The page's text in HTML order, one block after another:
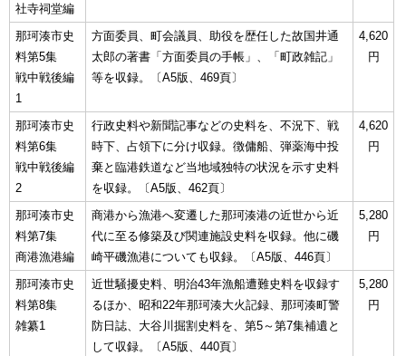
社寺祠堂編
那珂湊市史
料第5集
戦中戦後編
1
方面委員、町会議員、助役を歴任した故国井通
太郎の著書「方面委員の手帳」、「町政雑記」
等を収録。〔A5版、469頁〕
4,620
円
那珂湊市史
料第6集
戦中戦後編
2
行政史料や新聞記事などの史料を、不況下、戦
時下、占領下に分け収録。徴傭船、弾薬海中投
棄と臨港鉄道など当地域独特の状況を示す史料
を収録。〔A5版、462頁〕
4,620
円
那珂湊市史
料第7集
商港漁港編
商港から漁港へ変遷した那珂湊港の近世から近
代に至る修築及び関連施設史料を収録。他に磯
崎平磯漁港についても収録。〔A5版、446頁〕
5,280
円
那珂湊市史
料第8集
雑纂1
近世騒擾史料、明治43年漁船遭難史料を収録す
るほか、昭和22年那珂湊大火記録、那珂湊町警
防日誌、大谷川掘割史料を、第5～第7集補遺と
して収録。〔A5版、440頁〕
5,280
円